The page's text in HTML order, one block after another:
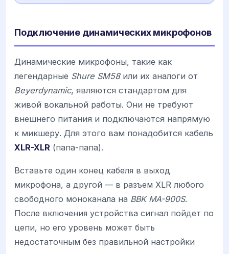
Подключение динамических микрофонов
Динамические микрофоны, такие как
легендарные Shure SM58или их аналоги от
Beyerdynamic, являются стандартом для
живой вокальной работы. Они не требуют
внешнего питания и подключаются напрямую
к микшеру. Для этого вам понадобится кабель
XLR-XLR (папа-папа).
Вставьте один конец кабеля в выход
микрофона, а другой — в разъем XLR любого
свободного моноканала на BBK MA-900S.
После включения устройства сигнал пойдет по
цепи, но его уровень может быть
недостаточным без правильной настройки